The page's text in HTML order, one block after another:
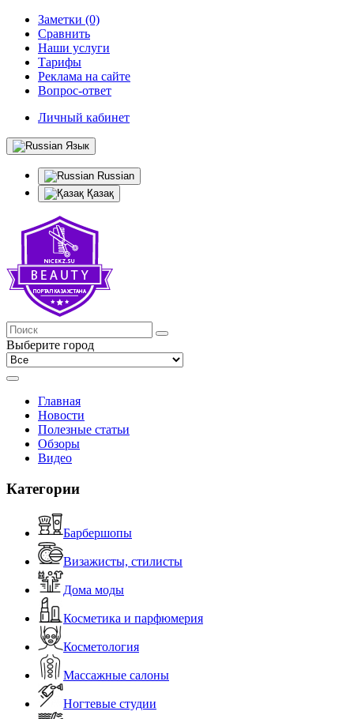
Заметки (0)
Сравнить
Наши услуги
Тарифы
Реклама на сайте
Вопрос-ответ
Личный кабинет
Язык
Russian
Қазақ
Выберите город
Главная
Новости
Полезные статьи
Обзоры
Видео
Категории
Барбершопы
Визажисты, стилисты
Дома моды
Косметика и парфюмерия
Косметология
Массажные салоны
Ногтевые студии